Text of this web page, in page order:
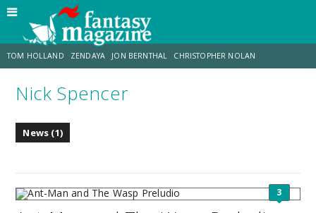
TOM HOLLAND ZENDAYA JON BERNTHAL CHRISTOPHER NOLAN
STRANIMONDI LUCCA COMICS & GAMES
Nick Spencer
News (1)
3